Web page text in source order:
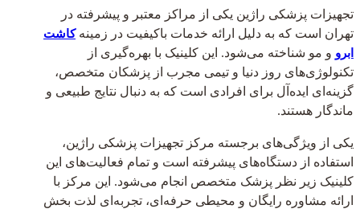
تجهیزات پزشکی راژین یکی از مراکز معتبر و پیشرفته در
تهران است که به دلیل ارائه خدمات باکیفیت در زمینهکاشت
ابرو و مو شناخته می‌شود. این کلینیک با بهره‌گیری از
تکنولوژی‌های روز دنیا و تیمی مجرب از پزشکان متخصص،
گزینه‌ای ایده‌آل برای افرادی است که به دنبال نتایج طبیعی و
ماندگار هستند.
یکی از ویژگی‌های برجسته مرکز تجهیزات پزشکی راژین،
استفاده از دستگاه‌های پیشرفته است و تمام فعالیت‌های این
کلینیک زیر نظر پزشک متخصص انجام می‌شود. این مرکز با
ارائه مشاوره رایگان و محیطی حرفه‌ای، تجربه‌ای لذت بخش